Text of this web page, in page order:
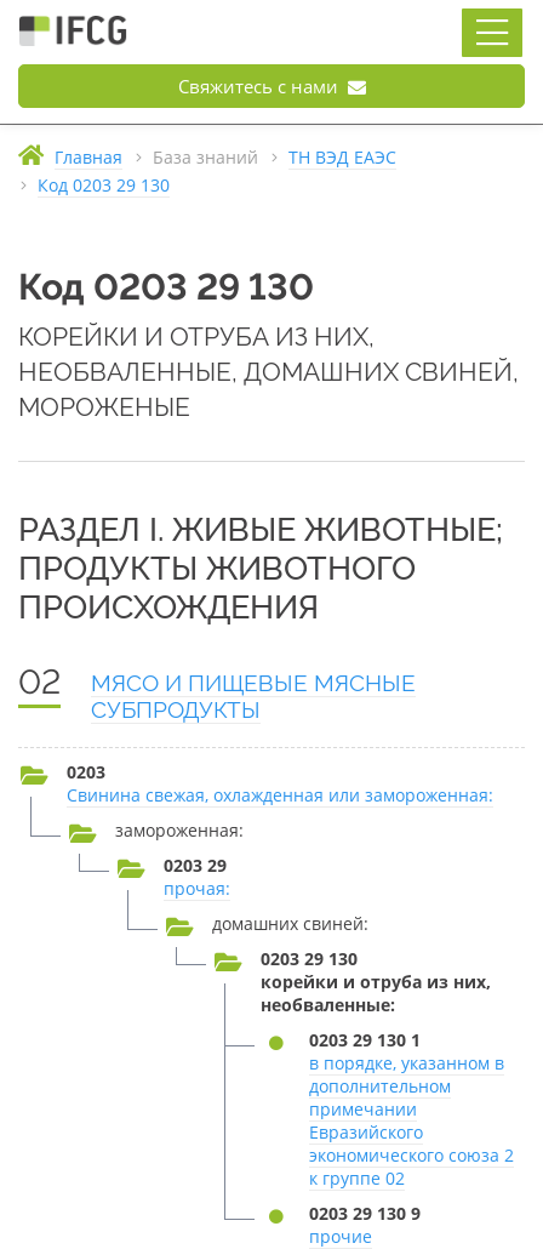
Свяжитесь с нами
Главная База знаний
ТН ВЭД ЕАЭС
Код 0203 29 130
Код 0203 29 130
КОРЕЙКИ И ОТРУБА ИЗ НИХ,
НЕОБВАЛЕННЫЕ, ДОМАШНИХ СВИНЕЙ,
МОРОЖЕНЫЕ
РАЗДЕЛ I. ЖИВЫЕ ЖИВОТНЫЕ;
ПРОДУКТЫ ЖИВОТНОГО
ПРОИСХОЖДЕНИЯ
02
МЯСО И ПИЩЕВЫЕ МЯСНЫЕ
СУБПРОДУКТЫ
0203
Свинина свежая, охлажденная или замороженная:
замороженная:
0203 29
прочая:
домашних свиней:
0203 29 130
корейки и отруба из них,
необваленные:
0203 29 130 1
в порядке, указанном в
дополнительном
примечании
Евразийского
экономического союза 2
к группе 02
0203 29 130 9
прочие